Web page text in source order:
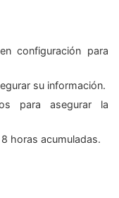
configuración para
su información.
para asegurar la
horas acumuladas.